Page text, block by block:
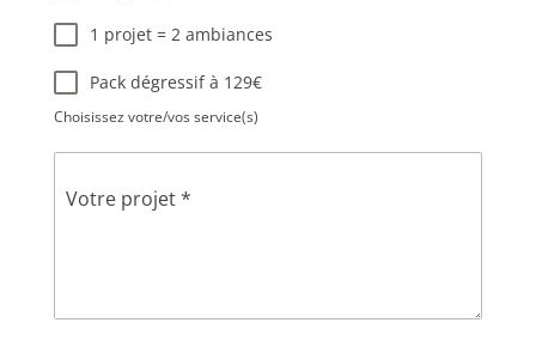
1 projet = 2 ambiances
Pack dégressif à 129€
Choisissez votre/vos service(s)
Votre projet*